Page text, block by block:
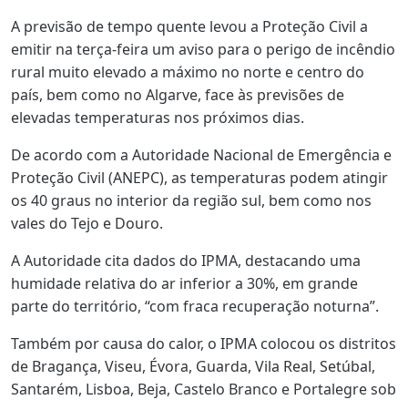
A previsão de tempo quente levou a Proteção Civil a
emitir na terça-feira um aviso para o perigo de incêndio
rural muito elevado a máximo no norte e centro do
país, bem como no Algarve, face às previsões de
elevadas temperaturas nos próximos dias.
De acordo com a Autoridade Nacional de Emergência e
Proteção Civil (ANEPC), as temperaturas podem atingir
os 40 graus no interior da região sul, bem como nos
vales do Tejo e Douro.
A Autoridade cita dados do IPMA, destacando uma
humidade relativa do ar inferior a 30%, em grande
parte do território, “com fraca recuperação noturna”.
Também por causa do calor, o IPMA colocou os distritos
de Bragança, Viseu, Évora, Guarda, Vila Real, Setúbal,
Santarém, Lisboa, Beja, Castelo Branco e Portalegre sob